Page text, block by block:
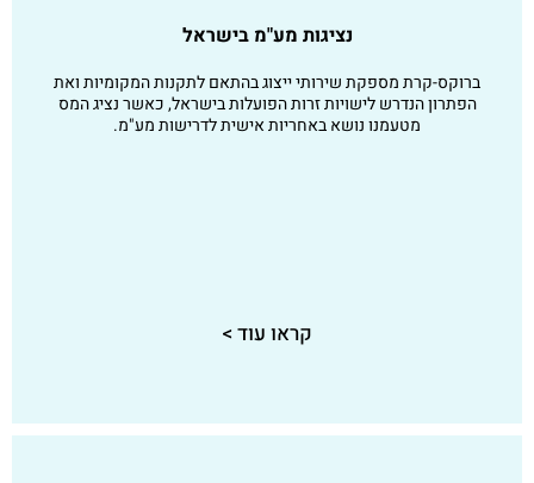
נציגות מע"מ בישראל
ברוקס-קרת מספקת שירותי ייצוג בהתאם לתקנות המקומיות ואת
הפתרון הנדרש לישויות זרות הפועלות בישראל, כאשר נציג המס
מטעמנו נושא באחריות אישית לדרישות מע"מ.
קראו עוד >